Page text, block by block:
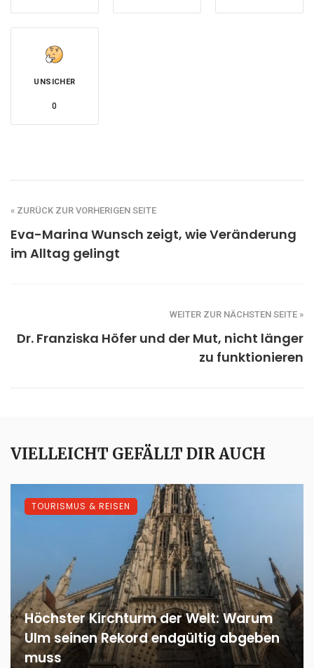
UNSICHER
0
« ZURÜCK ZUR VORHERIGEN SEITE
Eva-Marina Wunsch zeigt, wie Veränderung
im Alltag gelingt
WEITER ZUR NÄCHSTEN SEITE »
Dr. Franziska Höfer und der Mut, nicht länger
zu funktionieren
VIELLEICHT GEFÄLLT DIR AUCH
Höchster Kirchturm der Welt: Warum
Ulm seinen Rekord endgültig abgeben
muss
TOURISMUS & REISEN